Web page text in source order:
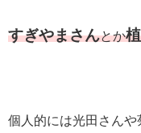
すぎやまさんとか
個人的には光田さんや